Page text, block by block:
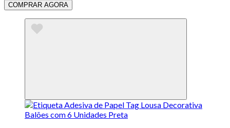
COMPRAR AGORA